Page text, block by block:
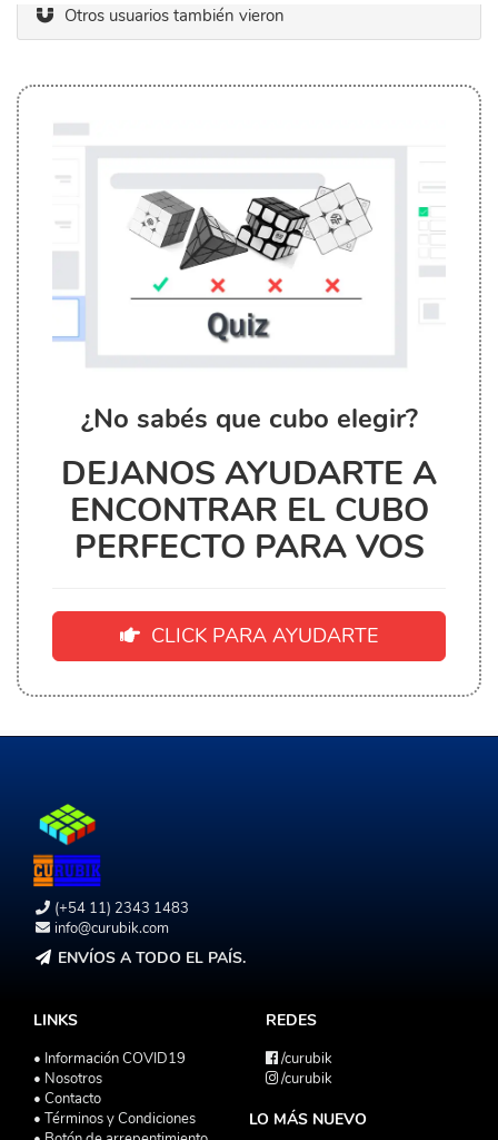
Otros usuarios también vieron
¿No sabés que cubo elegir?
DEJANOS AYUDARTE A
ENCONTRAR EL CUBO
PERFECTO PARA VOS
CLICK PARA AYUDARTE
(+54 11) 2343 1483
info@curubik.com
ENVÍOS A TODO EL PAÍS.
LINKS
• Información COVID19
• Nosotros
• Contacto
• Términos y Condiciones
REDES
/curubik
/curubik
LO MÁS NUEVO